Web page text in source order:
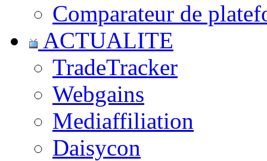
Comparateur de
ACTUALITE
TradeTracker
Webgains
Mediaffiliation
Daisycon